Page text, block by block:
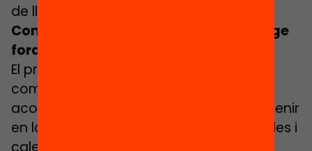
de lleure, informals, divertits, etc.
Com es crea una xarxa d’aprenentatge
fora de l’escola?
El primer pas és crear una creença
compartida del valor del que es vol
aconseguir i de l’impacte que això pot tenir
en la vida dels nens i nenes. Calen escoles i
calen destinacions d’aprenentatge o